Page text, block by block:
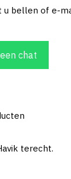
bellen of e-
chat
terecht.